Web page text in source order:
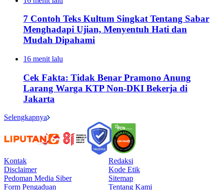
7 Contoh Teks Kultum Singkat Tentang Sabar
Menghadapi Ujian, Menyentuh Hati dan
Mudah Dipahami
16 menit lalu
Cek Fakta: Tidak Benar Pramono Anung
Larang Warga KTP Non-DKI Bekerja di
Jakarta
Selengkapnya
Kontak
Redaksi
Disclaimer
Kode Etik
Pedoman Media Siber
Sitemap
Form Pengaduan
Tentang Kami